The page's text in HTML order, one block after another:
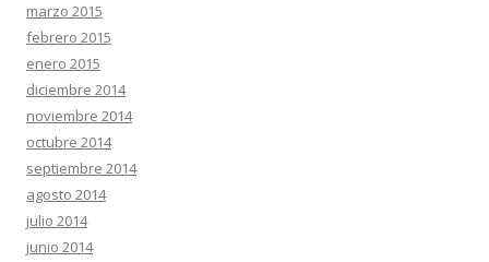
marzo 2015
febrero 2015
enero 2015
diciembre 2014
noviembre 2014
octubre 2014
septiembre 2014
agosto 2014
julio 2014
junio 2014